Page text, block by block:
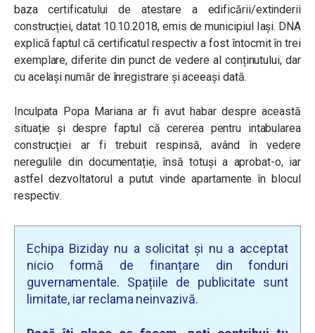
baza certificatului de atestare a edificării/extinderii
construcției, datat 10.10.2018, emis de municipiul Iași. DNA
explică faptul că certificatul respectiv a fost întocmit în trei
exemplare, diferite din punct de vedere al conținutului, dar
cu același număr de înregistrare și aceeași dată.
Inculpata Popa Mariana ar fi avut habar despre această
situație și despre faptul că cererea pentru intabularea
construcției ar fi trebuit respinsă, având în vedere
neregulile din documentație, însă totuși a aprobat-o, iar
astfel dezvoltatorul a putut vinde apartamente în blocul
respectiv.
Echipa Biziday nu a solicitat și nu a acceptat
nicio formă de finanțare din fonduri
guvernamentale. Spațiile de publicitate sunt
limitate, iar reclama neinvazivă.